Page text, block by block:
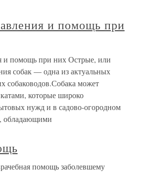
и помощь при
и помощь при них Острые, или
собак — одна из актуальных
собаководов.Собака может
которые широко
нужд и в садово-огородном
обладающими
помощь заболевшему